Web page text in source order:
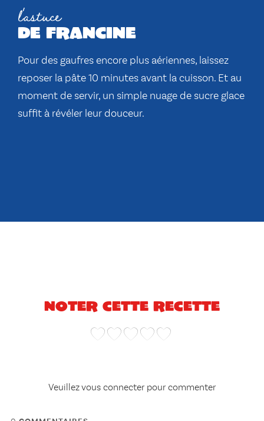
l'astuce
de francine
Pour des gaufres encore plus aériennes, laissez
reposer la pâte 10 minutes avant la cuisson. Et au
moment de servir, un simple nuage de sucre glace
suffit à révéler leur douceur.
Noter cette recette
Veuillez vous connecter pour commenter